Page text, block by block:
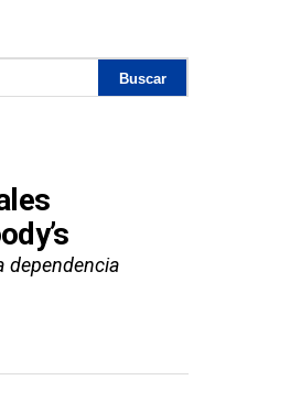
dependencia